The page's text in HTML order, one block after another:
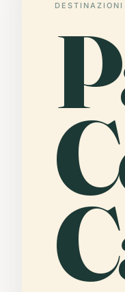
DESTINAZIONI